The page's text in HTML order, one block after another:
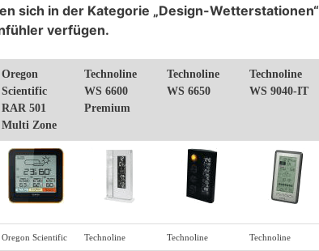
sich in der Kategorie „Design-Wetterstationen“
verfügen.
Oregon
Scientific
RAR 501
Multi Zone
Technoline
WS 6600
Premium
Technoline
WS 6650
Technoline
WS 9040-IT
Oregon Scientific Technoline Technoline Technoline